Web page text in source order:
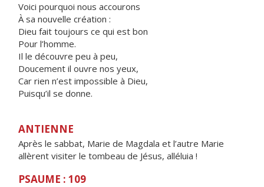
Voici pourquoi nous accourons
À sa nouvelle création :
Dieu fait toujours ce qui est bon
Pour l’homme.
Il le découvre peu à peu,
Doucement il ouvre nos yeux,
Car rien n’est impossible à Dieu,
Puisqu’il se donne.
ANTIENNE
Après le sabbat, Marie de Magdala et l’autre Marie
allèrent visiter le tombeau de Jésus, alléluia !
PSAUME : 109